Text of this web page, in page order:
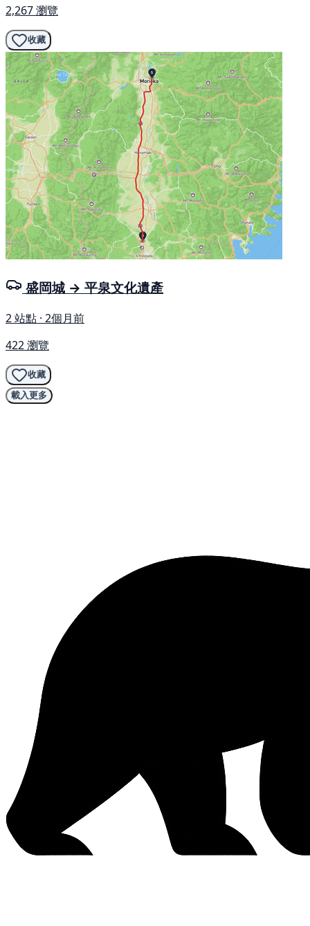
2,267 瀏覽
收藏
盛岡城 → 平泉文化遺產
2 站點 · 2個月前
422 瀏覽
收藏
載入更多